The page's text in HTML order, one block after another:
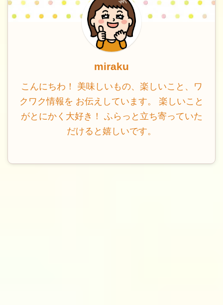
miraku
こんにちわ！ 美味しいもの、楽しいこと、ワ
クワク情報を お伝えしています。 楽しいこと
がとにかく大好き！ ふらっと立ち寄っていた
だけると嬉しいです。